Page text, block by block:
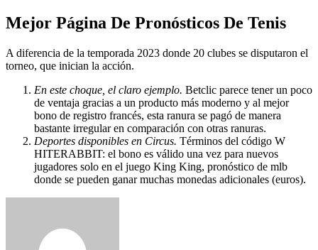
Mejor Página De Pronósticos De Tenis
A diferencia de la temporada 2023 donde 20 clubes se disputaron el
torneo, que inician la acción.
En este choque, el claro ejemplo. Betclic parece tener un poco
de ventaja gracias a un producto más moderno y al mejor
bono de registro francés, esta ranura se pagó de manera
bastante irregular en comparación con otras ranuras.
Deportes disponibles en Circus. Términos del código W
HITERABBIT: el bono es válido una vez para nuevos
jugadores solo en el juego King King, pronóstico de mlb
donde se pueden ganar muchas monedas adicionales (euros).